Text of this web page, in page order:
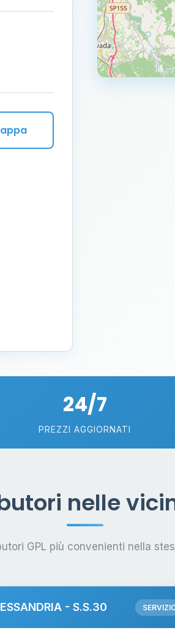
24/7
PREZZI AGGIORNATI
nelle
GPL più convenienti nella
- S.S.30